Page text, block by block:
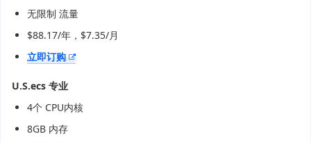
无限制 流量
$88.17/年，$7.35/月
立即订购
U.S.ecs 专业
4个 CPU内核
8GB 内存